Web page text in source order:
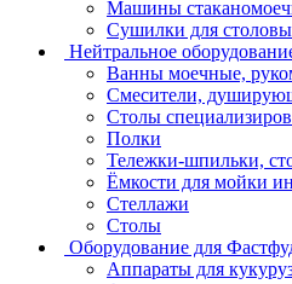
Машины
Сушилки для
Нейтральное
Ванны моечные,
Смесители,
Столы
Полки
Тележки-шпильки,
Ёмкости для мойки
Стеллажи
Столы
Оборудование для
Аппараты для